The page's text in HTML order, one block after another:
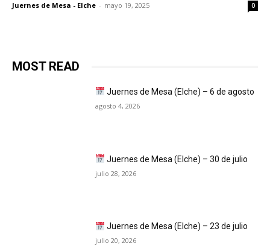
Juernes de Mesa - Elche - mayo 19, 2025 0
MOST READ
Juernes de Mesa (Elche) – 6 de agosto
agosto 4, 2026
Juernes de Mesa (Elche) – 30 de julio
julio 28, 2026
Juernes de Mesa (Elche) – 23 de julio
julio 20, 2026